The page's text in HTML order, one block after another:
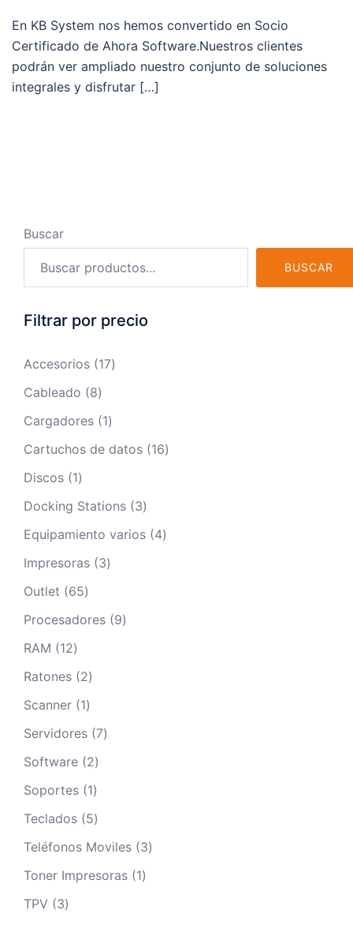
En KB System nos hemos convertido en Socio
Certificado de Ahora Software.Nuestros clientes
podrán ver ampliado nuestro conjunto de soluciones
integrales y disfrutar […]
Buscar
BUSCAR
Filtrar por precio
Accesorios 1717
Cableado 88
productos
Cargadores 11
producto
Cartuchos de datos 1616
Discos 11
Docking Stations 33
productos
Equipamiento varios 44
Impresoras 33
Outlet 6565
productos
Procesadores 99
RAM 1212
productos
Ratones 22
Scanner 11
producto
Servidores 77
Software 22
Soportes 11
Teclados 55
productos
Teléfonos Moviles 33
Toner Impresoras 11
TPV 33